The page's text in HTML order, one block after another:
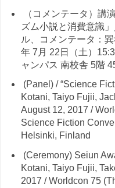
（コメンテータ）講
ズム小説と消費意識
ル、コメンテータ：
年 7月 22日（土）
ャンパス 南校舎 5階
(Panel) / “Science
Kotani, Taiyo Fujii,
August 12, 2017 /
Science Fiction
Helsinki, Finland
(Ceremony) Seiun
Kotani, Taiyo Fujii,
2017 / Worldcon 75